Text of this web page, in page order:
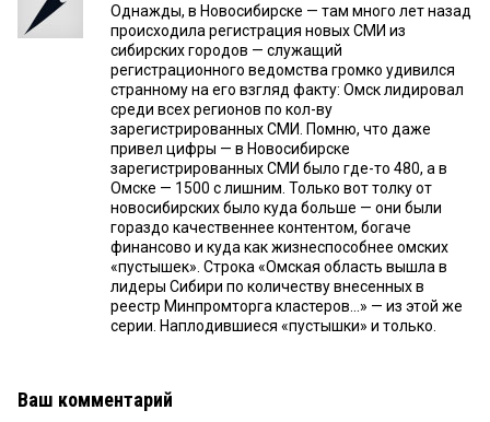
Однажды, в Новосибирске — там много лет назад
происходила регистрация новых СМИ из
сибирских городов — служащий
регистрационного ведомства громко удивился
странному на его взгляд факту: Омск лидировал
среди всех регионов по кол-ву
зарегистрированных СМИ. Помню, что даже
привел цифры — в Новосибирске
зарегистрированных СМИ было где-то 480, а в
Омске — 1500 с лишним. Только вот толку от
новосибирских было куда больше — они были
гораздо качественнее контентом, богаче
финансово и куда как жизнеспособнее омских
«пустышек». Строка «Омская область вышла в
лидеры Сибири по количеству внесенных в
реестр Минпромторга кластеров...» — из этой же
серии. Наплодившиеся «пустышки» и только.
Ваш комментарий